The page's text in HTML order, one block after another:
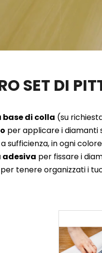
42.57%
SET DI
base di colla (su
per applicare i diamanti
a sufficienza, in ogni
adesiva per fissare i
tenere organizzati i